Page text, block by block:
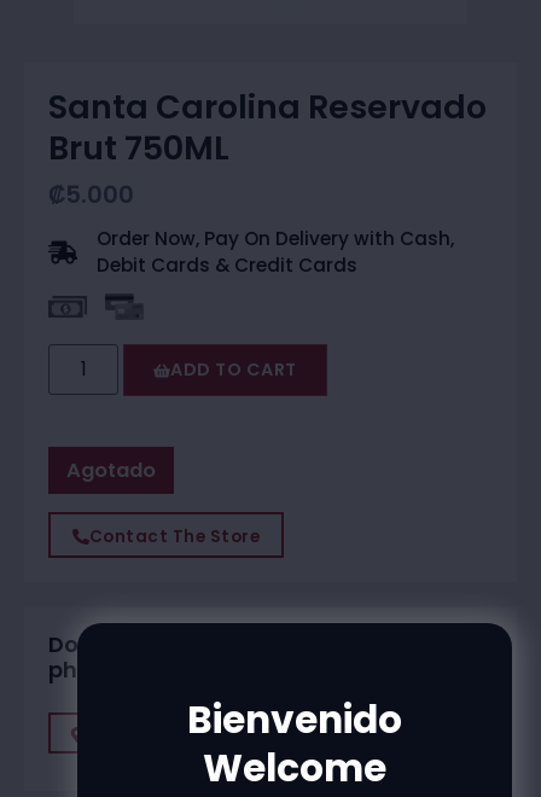
Santa Carolina Reservado
Brut 750ML
₡5.000
Order Now, Pay On Delivery with Cash,
Debit Cards & Credit Cards
ADD TO CART
Agotado
Contact The Store
Do you want to buy in one of our
physical stores?
Find A StoreBienvenido
Welcome